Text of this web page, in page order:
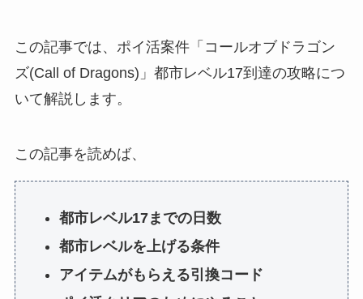
この記事では、ポイ活案件「コールオブドラゴン
ズ(Call of Dragons)」都市レベル17到達の攻略につ
いて解説します。
この記事を読めば、
都市レベル17までの日数
都市レベルを上げる条件
アイテムがもらえる引換コード